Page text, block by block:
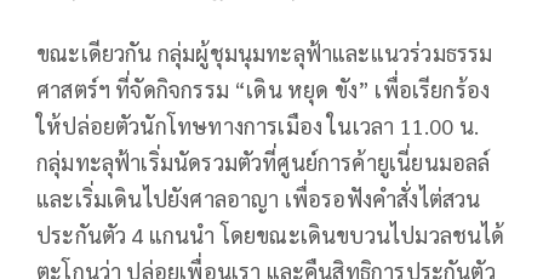
ขณะเดียวกัน กลุ่มผู้ชุมนุมทะลุฟ้าและแนวร่วมธรรม
ศาสตร์ฯ ที่จัดกิจกรรม “เดิน หยุด ขัง” เพื่อเรียกร้อง
ให้ปล่อยตัวนักโทษทางการเมือง ในเวลา 11.00 น.
กลุ่มทะลุฟ้าเริ่มนัดรวมตัวที่ศูนย์การค้ายูเนี่ยนมอลล์
และเริ่มเดินไปยังศาลอาญา เพื่อรอฟังคำสั่งไต่สวน
ประกันตัว 4 แกนนำ โดยขณะเดินขบวนไปมวลชนได้
ตะโกนว่า ปล่อยเพื่อนเรา และคืนสิทธิการประกันตัว